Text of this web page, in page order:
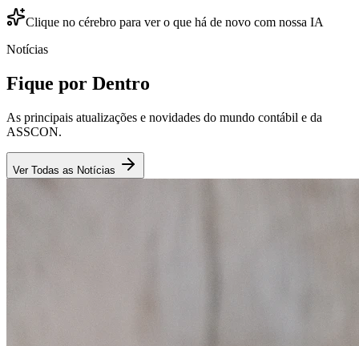
Clique no cérebro para ver o que há de novo com nossa IA
Notícias
Fique por Dentro
As principais atualizações e novidades do mundo contábil e da
ASSCON.
Ver Todas as Notícias